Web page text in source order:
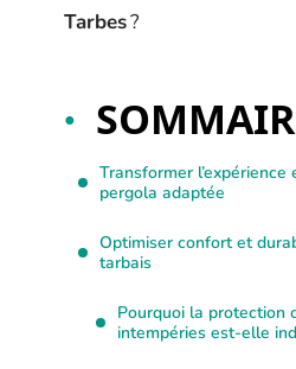
Tarbes?
Transformer
pergola adaptée
Optimiser confort et
tarbais
Pourquoi la protection
intempéries est-elle